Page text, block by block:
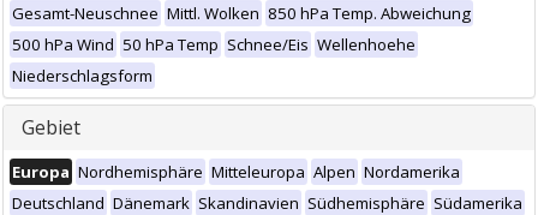
Gesamt-Neuschnee Mittl. Wolken 850 hPa Temp. Abweichung
500 hPa Wind 50 hPa Temp Schnee/Eis Wellenhoehe
Niederschlagsform
Gebiet
Europa Nordhemisphäre Mitteleuropa Alpen Nordamerika
Deutschland Dänemark Skandinavien Südhemisphäre Südamerika